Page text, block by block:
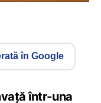
în Google
într-una